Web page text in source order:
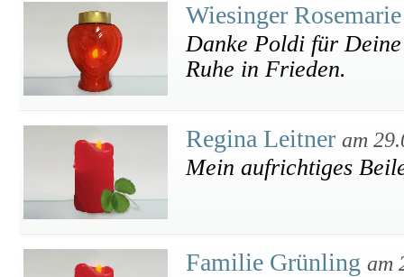
Wiesinger
Danke Poldi für
Ruhe in Frieden.
Regina Leitner am
Mein aufrichtiges
Familie Grünling am